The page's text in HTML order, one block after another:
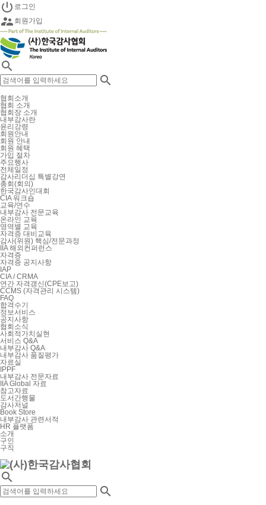
 로그인
 회원가입


협회소개
협회 소개
협회장 소개
내부감사란
윤리강령
회원안내
회원 안내
회원 혜택
가입 절차
주요행사
전체일정
감사리더십 특별강연
총회(회의)
한국감사인대회
CIA 워크숍
교육/연수
내부감사 전문교육
온라인 교육
영역별 교육
자격증 대비교육
감사(위원) 핵심/전문과정
IIA 해외컨퍼런스
자격증
자격증 공지사항
IAP
CIA / CRMA
연간 자격갱신(CPE보고)
CCMS (자격관리 시스템)
FAQ
합격수기
정보서비스
공지사항
협회소식
사회적가치실현
서비스 Q&A
내부감사 Q&A
내부감사 품질평가
자료실
IPPF
내부감사 전문자료
IIA Global 자료
참고자료
도서간행물
감사저널
Book Store
내부감사 관련서적
HR 플랫폼
소개
구인
구직

